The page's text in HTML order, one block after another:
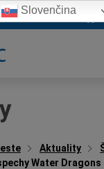
Aktuality
Water Dragons
Slovenčina